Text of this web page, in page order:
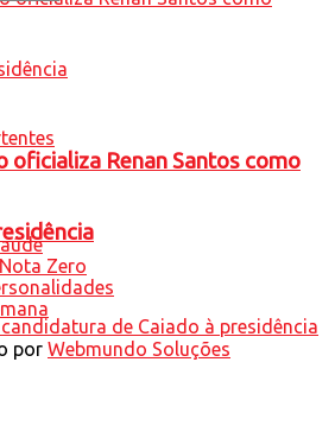
oficializa Renan Santos como
Zero
por Webmundo Soluções